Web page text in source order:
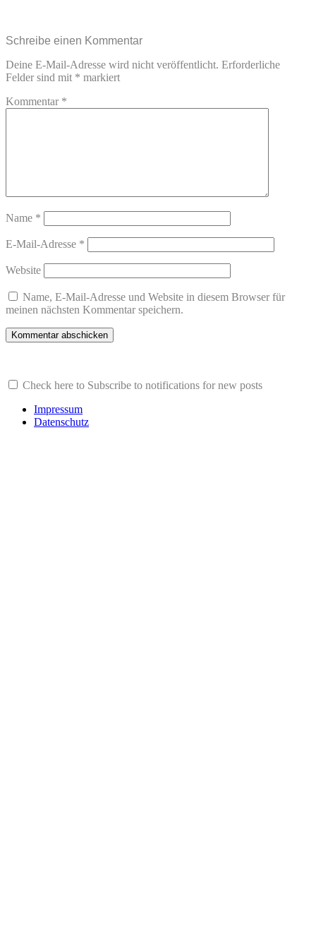
Schreibe einen Kommentar
Deine E-Mail-Adresse wird nicht veröffentlicht. Erforderliche
Felder sind mit * markiert
Kommentar *
Name *
E-Mail-Adresse *
Website
Name, E-Mail-Adresse und Website in diesem Browser für
meinen nächsten Kommentar speichern.
Check here to Subscribe to notifications for new posts
Impressum
Datenschutz